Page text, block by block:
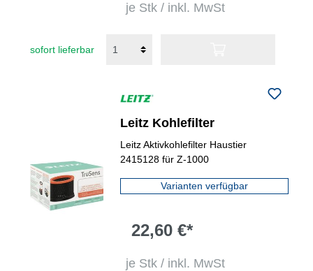
je Stk / inkl. MwSt
sofort lieferbar
Leitz Kohlefilter
Leitz Aktivkohlefilter Haustier
2415128 für Z-1000
Varianten verfügbar
22,60 €*
je Stk / inkl. MwSt